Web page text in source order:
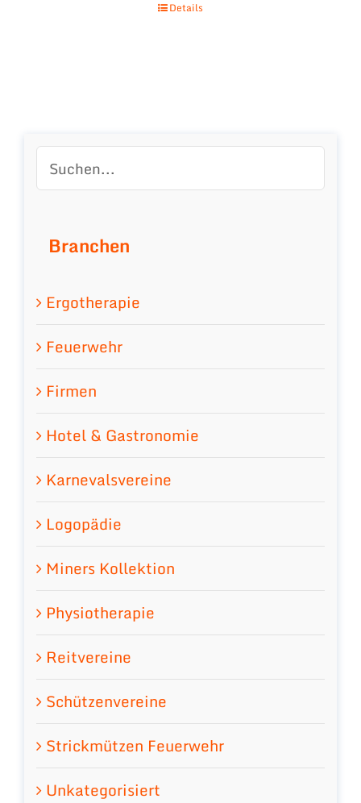
Details
Branchen
Ergotherapie
Feuerwehr
Firmen
Hotel & Gastronomie
Karnevalsvereine
Logopädie
Miners Kollektion
Physiotherapie
Reitvereine
Schützenvereine
Strickmützen Feuerwehr
Unkategorisiert